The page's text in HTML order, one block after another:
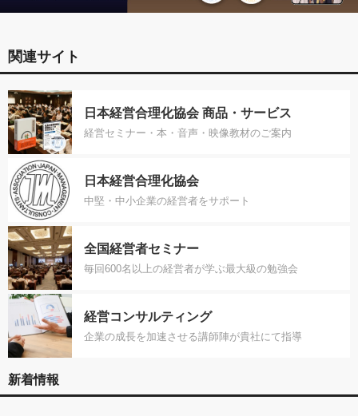
関連サイト
日本経営合理化協会 商品・サービス
経営セミナー・本・音声・映像教材のご案内
日本経営合理化協会
中堅・中小企業の経営者をサポート
全国経営者セミナー
毎回600名以上の経営者が学ぶ最大級の勉強会
経営コンサルティング
企業の成長を加速させる講師陣が貴社にて指導
新着情報